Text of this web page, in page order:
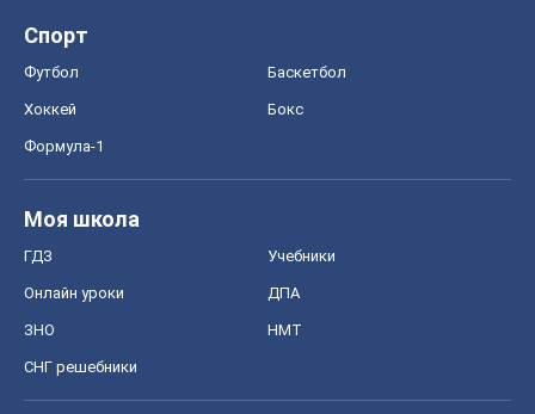
Спорт
Футбол Баскетбол
Хоккей Бокс
Формула-1
Моя школа
ГДЗ Учебники
Онлайн уроки ДПА
ЗНО НМТ
СНГ решебники